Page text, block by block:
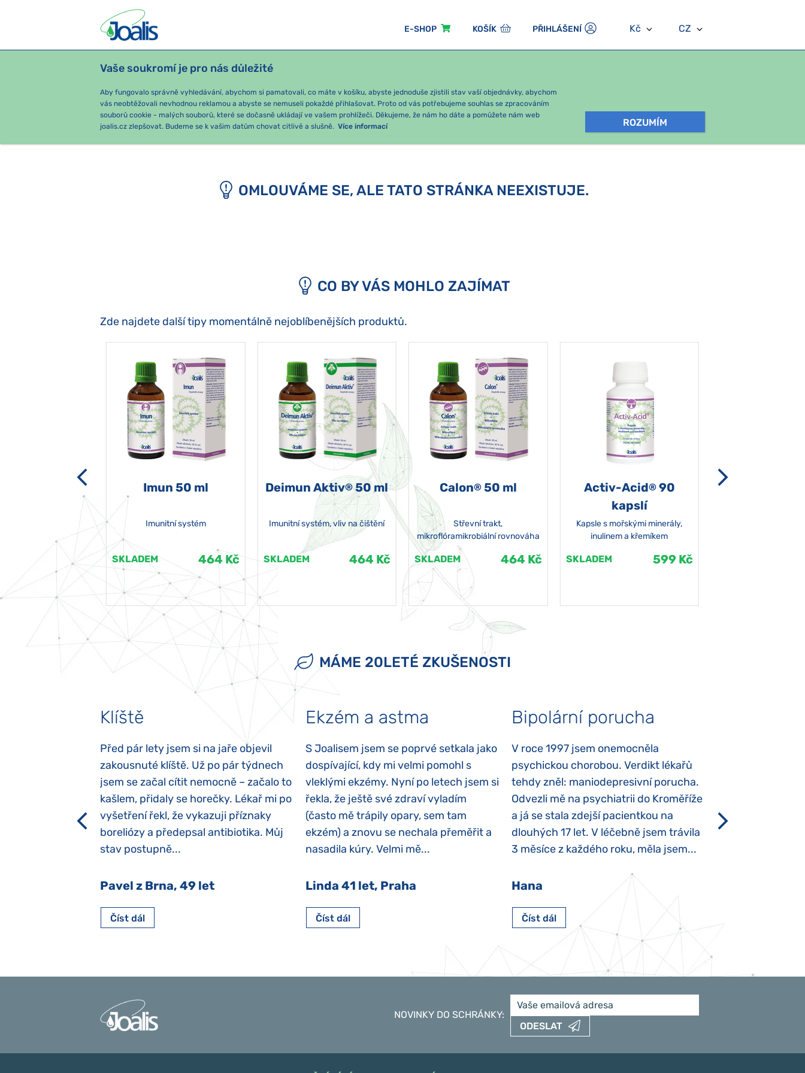
E-SHOP KOŠÍK PŘIHLÁŠENÍ Kč CZ
Vaše soukromí je pro nás důležité
Aby fungovalo správně vyhledávání, abychom si pamatovali, co máte v košíku, abyste jednoduše zjistili stav vaší objednávky, abychom
vás neobtěžovali nevhodnou reklamou a abyste se nemuseli pokaždé přihlašovat. Proto od vás potřebujeme souhlas se zpracováním
souborů cookie - malých souborů, které se dočasně ukládají ve vašem prohlížeči. Děkujeme, že nám ho dáte a pomůžete nám web
joalis.cz zlepšovat. Budeme se k vašim datům chovat citlivě a slušně. Více informací ROZUMÍM
PRODUKTY PODLE OBTÍŽÍ SEZÓNNÍ BALÍČKY
OMLOUVÁME SE, ALE TATO STRÁNKA NEEXISTUJE.
CO BY VÁS MOHLO ZAJÍMAT
Zde najdete další tipy momentálně nejoblíbenějších produktů.
Imun 50 ml
Imunitní systém
SKLADEM 464 Kč
Deimun Aktiv® 50 ml
Imunitní systém, vliv na čištění
SKLADEM 464 Kč
Calon®50 ml
Střevní trakt,
mikroflóramikrobiální rovnováha
SKLADEM 464 Kč
Activ-Acid®90
kapslí
Kapsle s mořskými minerály,
inulinem a křemíkem
SKLADEM 599 Kč
MÁME 20LETÉ ZKUŠENOSTI
Klíště
Před pár lety jsem si na jaře objevil
zakousnuté klíště. Už po pár týdnech
jsem se začal cítit nemocně – začalo to
kašlem, přidaly se horečky. Lékař mi po
vyšetření řekl, že vykazuji příznaky
boreliózy a předepsal antibiotika. Můj
stav postupně...
Pavel z Brna, 49 let
Číst dál
Ekzém a astma
S Joalisem jsem se poprvé setkala jako
dospívající, kdy mi velmi pomohl s
vleklými ekzémy. Nyní po letech jsem si
řekla, že ještě své zdraví vyladím
(často mě trápily opary, sem tam
ekzém) a znovu se nechala přeměřit a
nasadila kúry. Velmi mě...
Linda 41 let, Praha
Číst dál
Bipolární porucha
V roce 1997 jsem onemocněla
psychickou chorobou. Verdikt lékařů
tehdy zněl: maniodepresivní porucha.
Odvezli mě na psychiatrii do Kroměříže
a já se stala zdejší pacientkou na
dlouhých 17 let. V léčebně jsem trávila
3 měsíce z každého roku, měla jsem...
Hana
Číst dál
který je u
Po půl roce
NOVINKY DO SCHRÁNKY:
ODESLAT